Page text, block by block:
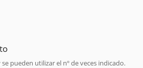
pueden utilizar el nº de veces indicado.